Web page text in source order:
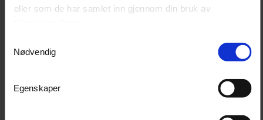
eller som de har samlet inn gjennom din bruk av
Nødvendig
Egenskaper
Borrelås (Velcro) for sikkert og stabilt feste.